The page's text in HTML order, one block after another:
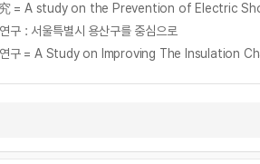
究 = A study on the Prevention of Electric
구 : 서울특별시 용산구를 중심으로
한 연구 = A Study on Improving The